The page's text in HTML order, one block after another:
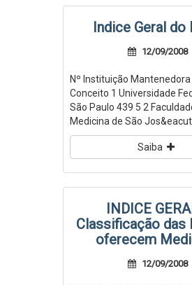
Indice Geral do
12/09/2008
Nº Instituição Mantenedora
Conceito 1 Universidade
São Paulo 439 5 2
Medicina de São
Saiba
INDICE
Classificação das
oferecem
12/09/2008